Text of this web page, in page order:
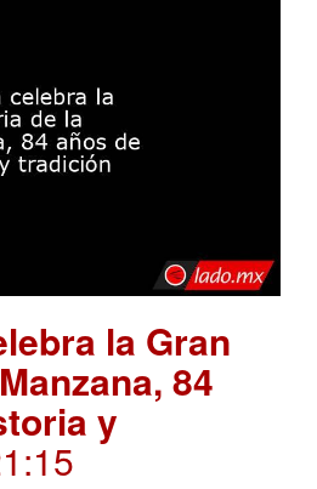
la Gran
84
y